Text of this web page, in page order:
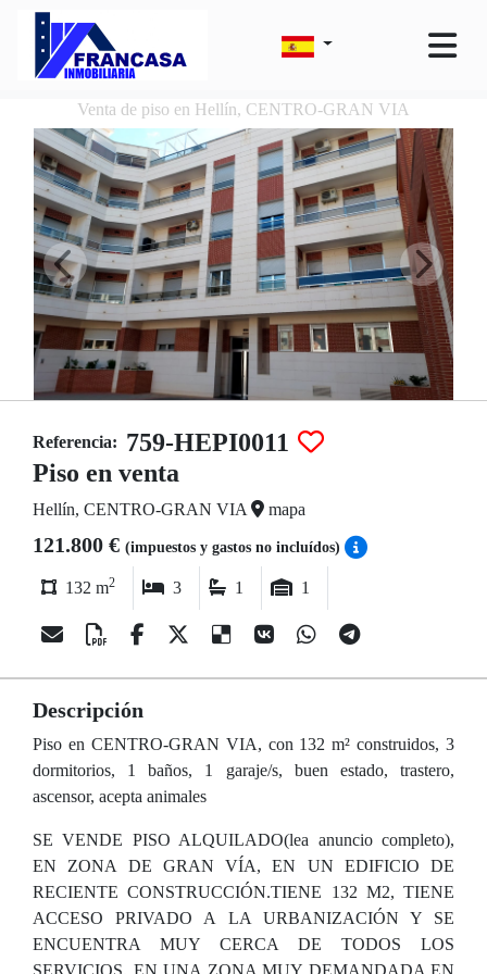
Venta de piso en Hellín, CENTRO-GRAN VIA
Referencia: 759-HEPI0011
Piso en venta
Hellín, CENTRO-GRAN VIA mapa
121.800 € (impuestos y gastos no incluídos)
132 m2 3 1 1
Descripción
Piso en CENTRO-GRAN VIA, con 132 m² construidos, 3
dormitorios, 1 baños, 1 garaje/s, buen estado, trastero,
ascensor, acepta animales
SE VENDE PISO ALQUILADO(lea anuncio completo),
EN ZONA DE GRAN VÍA, EN UN EDIFICIO DE
RECIENTE CONSTRUCCIÓN.TIENE 132 M2, TIENE
ACCESO PRIVADO A LA URBANIZACIÓN Y SE
ENCUENTRA MUY CERCA DE TODOS LOS
SERVICIOS, EN UNA ZONA MUY DEMANDADA EN